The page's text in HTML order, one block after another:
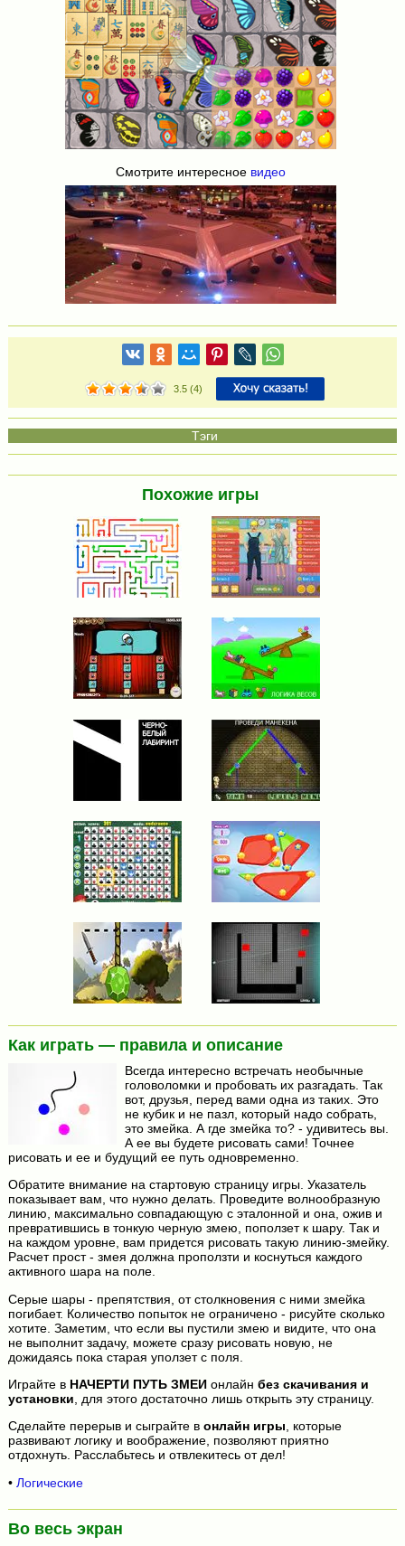
Смотрите интересное видео
3.5(4)
Похожие игры
Как играть — правила и описание
Всегда интересно встречать необычные
головоломки и пробовать их разгадать. Так
вот, друзья, перед вами одна из таких. Это
не кубик и не пазл, который надо собрать,
это змейка. А где змейка то? - удивитесь вы.
А ее вы будете рисовать сами! Точнее
рисовать и ее и будущий ее путь одновременно.
Обратите внимание на стартовую страницу игры. Указатель
показывает вам, что нужно делать. Проведите волнообразную
линию, максимально совпадающую с эталонной и она, ожив и
превратившись в тонкую черную змею, поползет к шару. Так и
на каждом уровне, вам придется рисовать такую линию-змейку.
Расчет прост - змея должна проползти и коснуться каждого
активного шара на поле.
Серые шары - препятствия, от столкновения с ними змейка
погибает. Количество попыток не ограничено - рисуйте сколько
хотите. Заметим, что если вы пустили змею и видите, что она
не выполнит задачу, можете сразу рисовать новую, не
дожидаясь пока старая уползет с поля.
Играйте в НАЧЕРТИ ПУТЬ ЗМЕИонлайн без скачивания и
установки , для этого достаточно лишь открыть эту страницу.
Сделайте перерыв и сыграйте в онлайн игры, которые
развивают логику и воображение, позволяют приятно
отдохнуть. Расслабьтесь и отвлекитесь от дел!
• Логические
Во весь экран